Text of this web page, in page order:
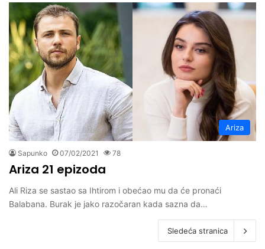
Ariza
Sapunko 07/02/2021 78
Ariza 21 epizoda
Ali Riza se sastao sa Ihtirom i obećao mu da će pronaći
Balabana. Burak je jako razočaran kada sazna da…
Sledeća stranica